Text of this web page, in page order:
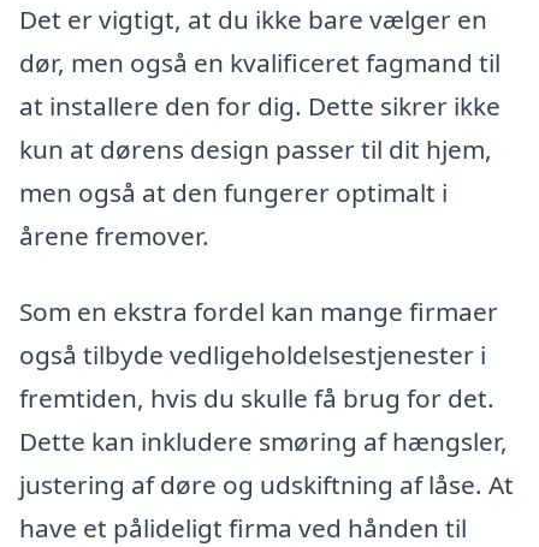
Det er vigtigt, at du ikke bare vælger en
dør, men også en kvalificeret fagmand til
at installere den for dig. Dette sikrer ikke
kun at dørens design passer til dit hjem,
men også at den fungerer optimalt i
årene fremover.
Som en ekstra fordel kan mange firmaer
også tilbyde vedligeholdelsestjenester i
fremtiden, hvis du skulle få brug for det.
Dette kan inkludere smøring af hængsler,
justering af døre og udskiftning af låse. At
have et pålideligt firma ved hånden til